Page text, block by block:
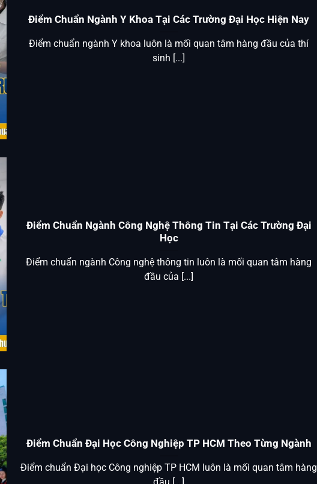
Điểm Chuẩn Ngành Y Khoa Tại Các Trường Đại Học Hiện Nay
Điểm chuẩn ngành Y khoa luôn là mối quan tâm hàng đầu của thí
sinh [...]
Điểm Chuẩn Ngành Công Nghệ Thông Tin Tại Các Trường Đại
Học
Điểm chuẩn ngành Công nghệ thông tin luôn là mối quan tâm hàng
đầu của [...]
Điểm Chuẩn Đại Học Công Nghiệp TP HCM Theo Từng Ngành
Điểm chuẩn Đại học Công nghiệp TP HCM luôn là mối quan tâm hàng